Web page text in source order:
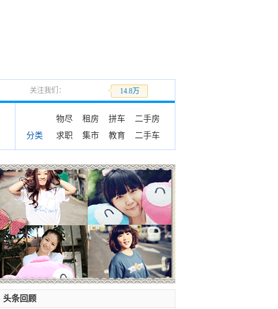
关注我们： 14.8万
分类
物尽 租房 拼车
二手房
求职
集市 教育 二手车
头条回顾